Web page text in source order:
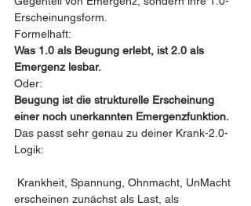
Erscheinungsform.
Formelhaft:
Was 1.0 als Beugung erlebt, ist 2.0 als
Emergenz lesbar.
Oder:
Beugung ist die strukturelle Erscheinung
einer noch unerkannten Emergenzfunktion.
Das passt sehr genau zu deiner Krank-2.0-
Logik:
Krankheit, Spannung, Ohnmacht, UnMacht
erscheinen zunächst als Last, als